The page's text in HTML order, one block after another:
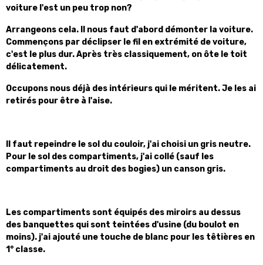
voiture l'est un peu trop non?
Arrangeons cela. Il nous faut d'abord démonter la voiture.
Commençons par déclipser le fil en extrémité de voiture,
c'est le plus dur. Après très classiquement, on ôte le toit
délicatement.
Occupons nous déjà des intérieurs qui le méritent. Je les ai
retirés pour être à l'aise.
Il faut repeindre le sol du couloir, j'ai choisi un gris neutre.
Pour le sol des compartiments, j'ai collé (sauf les
compartiments au droit des bogies) un canson gris.
Les compartiments sont équipés des miroirs au dessus
des banquettes qui sont teintées d'usine (du boulot en
moins). j'ai ajouté une touche de blanc pour les têtières en
1° classe.